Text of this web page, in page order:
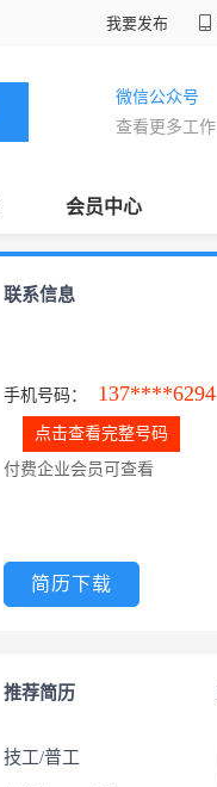
我要发布
微信公众号
查看更多工作
会员中心
联系信息
手机号码： 137****6294
点击查看完整号码
付费企业会员可查看
简历下载
推荐简历
技工/普工